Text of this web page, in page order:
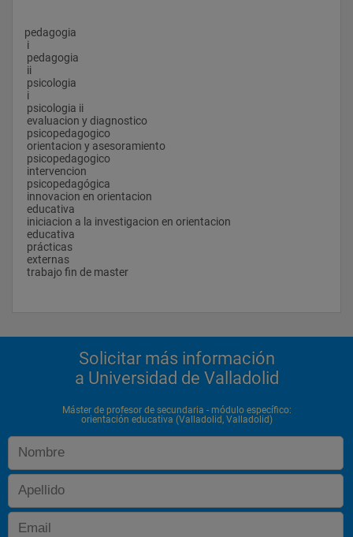
pedagogia
i
pedagogia
ii
psicologia
i
psicologia ii
evaluacion y diagnostico
psicopedagogico
orientacion y asesoramiento
psicopedagogico
intervencion
psicopedagógica
innovacion en orientacion
educativa
iniciacion a la investigacion en orientacion
educativa
prácticas
externas
trabajo fin de master
Solicitar más información
a Universidad de Valladolid
Máster de profesor de secundaria - módulo específico:
orientación educativa (Valladolid, Valladolid)